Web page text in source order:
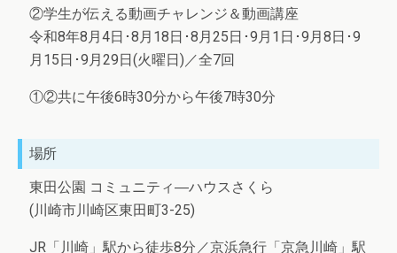
②学生が伝える動画チャレンジ＆動画講座
令和8年8月4日･8月18日･8月25日･9月1日･9月8日･9
月15日･9月29日(火曜日)／全7回
①②共に午後6時30分から午後7時30分
場所
東田公園 コミュニティ―ハウスさくら
(川崎市川崎区東田町3-25)
JR「川崎」駅から徒歩8分／京浜急行「京急川崎」駅